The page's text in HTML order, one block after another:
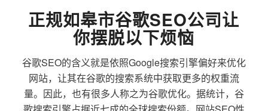
正规如皋市谷歌SEO公司让
你摆脱以下烦恼
谷歌SEO的含义就是依照Google搜索引擎偏好来优化
网站，让其在谷歌的搜索系统中获取更多的权重流
量。因此，也有很多人称之为谷歌优化。据统计，谷